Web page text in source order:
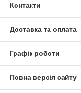
Контакти
Доставка та оплата
Графік роботи
Повна версія сайту